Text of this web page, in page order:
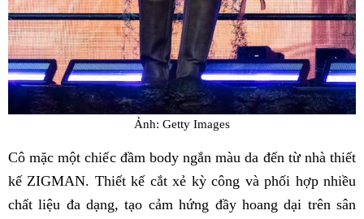
Ảnh: Getty Images
Cô mặc một chiếc đầm body ngắn màu da đến từ nhà thiết
kế ZIGMAN. Thiết kế cắt xẻ kỳ công và phối hợp nhiều
chất liệu đa dạng, tạo cảm hứng đầy hoang dại trên sân